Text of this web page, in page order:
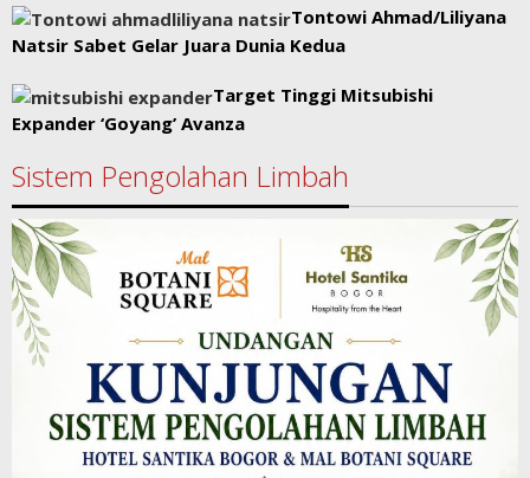
Tontowi Ahmad/Liliyana
Natsir Sabet Gelar Juara Dunia Kedua
Target Tinggi Mitsubishi
Expander ‘Goyang’ Avanza
Sistem Pengolahan Limbah